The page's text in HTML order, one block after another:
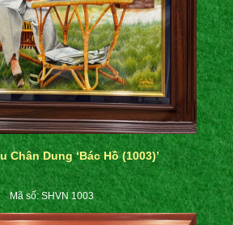
Chân Dung ‘Bác Hồ (1003)’
Mã số: SHVN 1003